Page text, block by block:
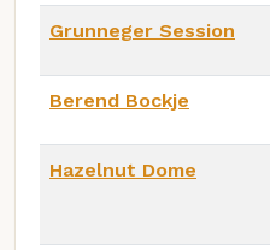
Grunneger Session
Berend Bockje
Hazelnut Dome